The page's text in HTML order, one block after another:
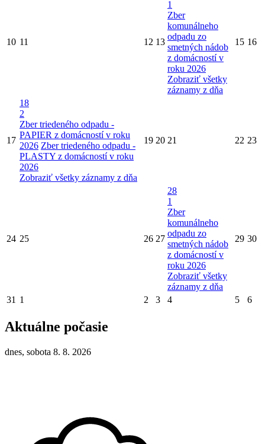
10 11 12 13
1
Zber
komunálneho
odpadu zo
smetných nádob
z domácností v
roku 2026
Zobraziť všetky
záznamy z dňa
15 16
17
18
2
Zber triedeného odpadu -
PAPIER z domácností v roku
2026 Zber triedeného odpadu -
PLASTY z domácností v roku
2026
Zobraziť všetky záznamy z dňa
19 20 21 22 23
24 25 26 27
28
1
Zber
komunálneho
odpadu zo
smetných nádob
z domácností v
roku 2026
Zobraziť všetky
záznamy z dňa
29 30
31 1 2 3 4 5 6
Aktuálne počasie
dnes, sobota 8. 8. 2026